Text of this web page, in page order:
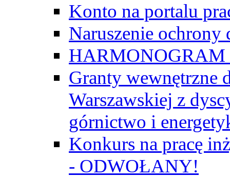
Konto na portalu
Naruszenie ochrony
Granty wewnętrzne
Warszawskiej z
górnictwo i
Konkurs na pracę
- ODWOŁANY!